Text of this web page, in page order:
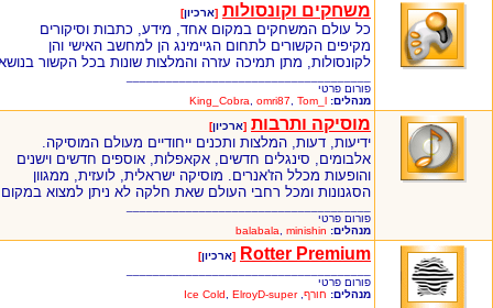
משחקים וקונסולות [ארכיון]
כל עולם המשחקים במקום אחד, מידע, כתבות וסיקורים
מקיפים הקשורים לתחום הגיימינג הן למחשב האישי והן
לקונסולות, מתן תמיכה עזרה והמלצות שונות בכל הקשור
פורום פרטי
מנהלים:
King_Cobra omri87 Tom_l
מוסיקה ותרבות [ארכיון]
ידיעות, דעות, המלצות ותכנים ייחודיים מעולם המוסיקה.
אלבומים, סינגלים חדשים, אקאפלות, אוספים חדשים וישנים
והופעות מכלל הז'אנרים. מוסיקה ישראלית, לועזית, ממגוון
הסגנונות ומכל רחבי העולם שאת חלקה לא ניתן למצוא
פורום פרטי
מנהלים:
balabala minishin
Rotter Premium
[ארכיון]
פורום פרטי
מנהלים: חורף ,
Ice Cold ElroyD-super